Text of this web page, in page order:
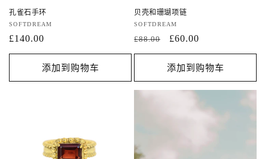
孔雀石手环
厂
商：
SOFTDREAM
常
规
格
£140.00
添加到购物车
贝壳和珊瑚项链
厂
商：
SOFTDREAM
常
规
格
£88.00
促
销
价
£60.00
添加到购物车